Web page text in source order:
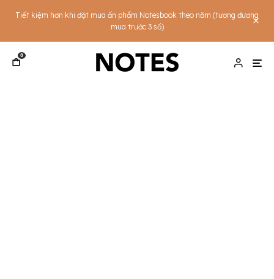
Tiết kiệm hơn khi đặt mua ấn phẩm Notesbook theo năm (tương đương
mua trước 3 số)
0